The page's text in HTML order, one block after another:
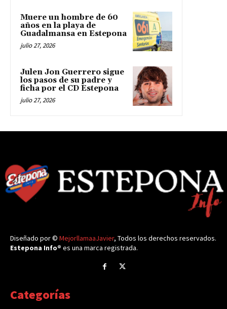
Muere un hombre de 60
años en la playa de
Guadalmansa en Estepona
julio 27, 2026
Julen Jon Guerrero sigue
los pasos de su padre y
ficha por el CD Estepona
julio 27, 2026
Diseñado por © MejorllamaaJavier, Todos los derechos reservados.
Estepona Info® es una marca registrada.
Categorías